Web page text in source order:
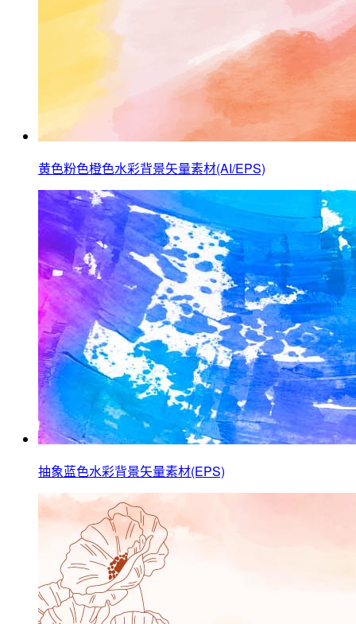
黄色粉色橙色水彩背景矢量素材(AI/EPS)
抽象蓝色水彩背景矢量素材(EPS)